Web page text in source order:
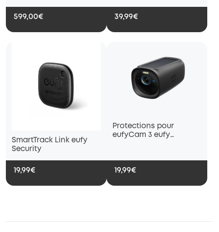
599,00€ 39,99€
SmartTrack Link eufy
Security
19,99€
Protections pour
eufyCam 3 eufy
19,99€